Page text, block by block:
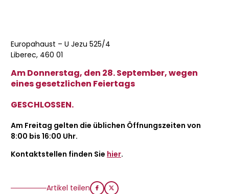
Europahaust – U Jezu 525/4
Liberec, 460 01
Am Donnerstag, den 28. September, wegen
eines gesetzlichen Feiertags
GESCHLOSSEN.
Am Freitag gelten die üblichen Öffnungszeiten von
8:00 bis 16:00 Uhr.
Kontaktstellen finden Sie hier.
Artikel teilen